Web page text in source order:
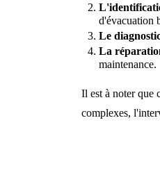
d'évacuation
Le
La
maintenance.
Il est à noter que
complexes,